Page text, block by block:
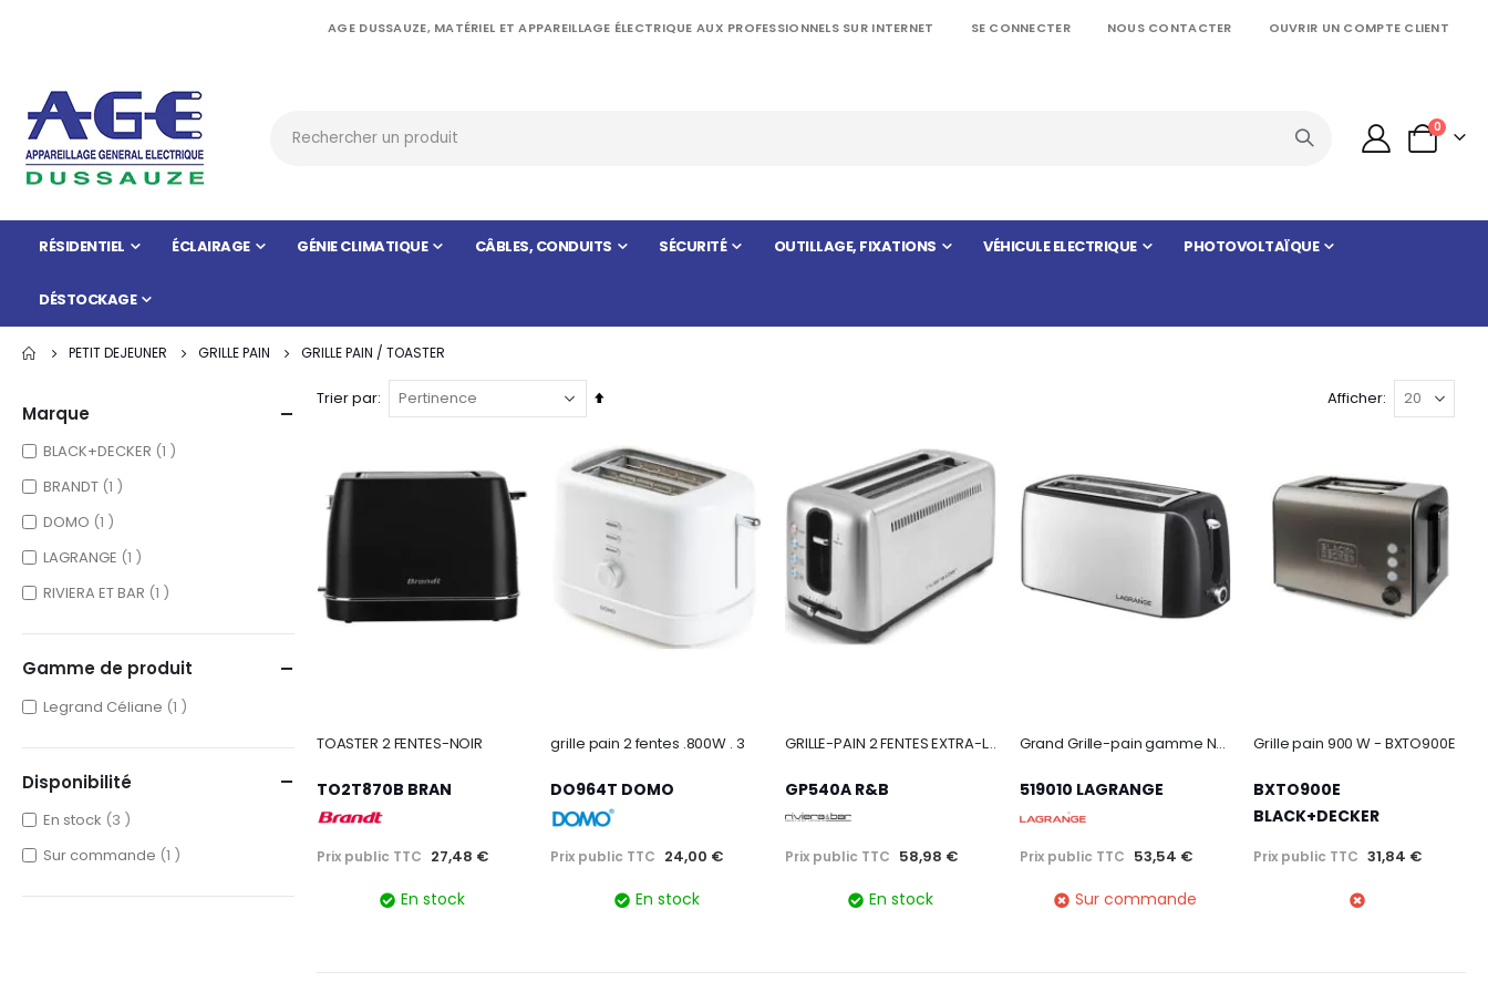
AGE DUSSAUZE, MATÉRIEL ET APPAREILLAGE ÉLECTRIQUE AUX PROFESSIONNELS SUR INTERNET SE CONNECTER NOUS CONTACTER OUVRIR UN COMPTE CLIENT
Panier
0articles
RÉSIDENTIEL ÉCLAIRAGE GÉNIE CLIMATIQUE CÂBLES, CONDUITS SÉCURITÉ OUTILLAGE, FIXATIONS VÉHICULE ELECTRIQUE PHOTOVOLTAÏQUE
DÉSTOCKAGE
PETIT DEJEUNER GRILLE PAIN GRILLE PAIN / TOASTER
Trier par
Par
décroissant
Afficher
TOASTER 2 FENTES-NOIR
TO2T870B BRAN
Prix public TTC 27,48 €
En stock
grille pain 2 fentes .800W . 3
DO964T DOMO
Prix public TTC 24,00 €
En stock
GRILLE-PAIN 2 FENTES EXTRA-LON
GP540A R&B
Prix public TTC 58,98 €
En stock
Grand Grille-pain gamme Naos
519010 LAGRANGE
Prix public TTC 53,54 €
Sur commande
Grille pain 900 W - BXTO900E
BXTO900E
BLACK+DECKER
Prix public TTC 31,84 €
Marque
BLACK+DECKER 1 item
BRANDT 1 item
DOMO 1 item
LAGRANGE 1 item
RIVIERA ET BAR 1 item
Gamme de produit
Legrand Céliane 1 item
Disponibilité
En stock 3 items
Sur commande 1 item